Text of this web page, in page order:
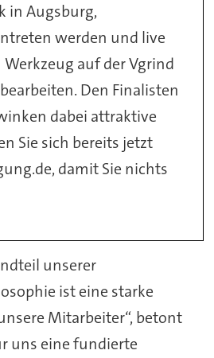
in Augsburg,
werden und live
auf der Vgrind
Den Finalisten
dabei attraktive
Sie sich bereits jetzt
damit Sie nichts
unserer
ist eine starke
Mitarbeiter“, betont
uns eine fundierte